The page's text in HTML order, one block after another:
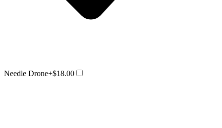
Needle Drone+$18.00